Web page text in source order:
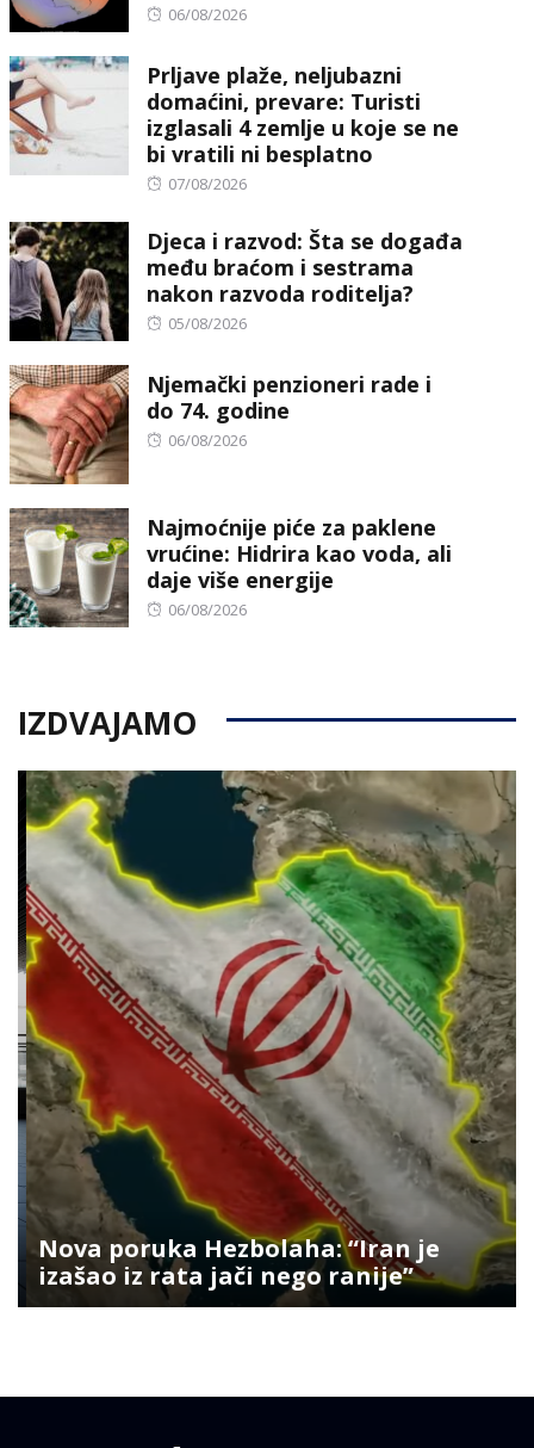
Posted
06/08/2026
Prljave plaže, neljubazni
domaćini, prevare: Turisti
izglasali 4 zemlje u koje se ne
bi vratili ni besplatno
Posted
07/08/2026
Djeca i razvod: Šta se događa
među braćom i sestrama
nakon razvoda roditelja?
Posted
05/08/2026
Njemački penzioneri rade i
do 74. godine
Posted
06/08/2026
Najmoćnije piće za paklene
vrućine: Hidrira kao voda, ali
daje više energije
Posted
06/08/2026
IZDVAJAMO
Nova poruka Hezbolaha: “Iran je
izašao iz rata jači nego ranije”